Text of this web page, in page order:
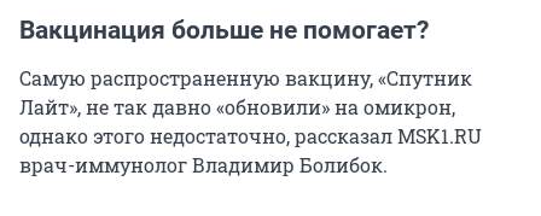
Вакцинация больше не помогает?
Самую распространенную вакцину, «Спутник
Лайт», не так давно «обновили» на омикрон,
однако этого недостаточно, рассказал MSK1.RU
врач-иммунолог Владимир Болибок.